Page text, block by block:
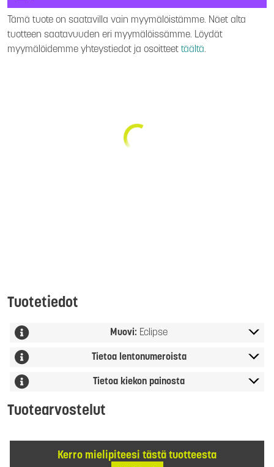
Tämä tuote on saatavilla vain myymälöistämme. Näet alta
tuotteen saatavuuden eri myymälöissämme. Löydät
myymälöidemme yhteystiedot ja osoitteet täältä.
Tuotetiedot
Muovi: Eclipse
Tietoa lentonumeroista
Tietoa kiekon painosta
Tuotearvostelut
Kerro mielipiteesi tästä tuotteesta